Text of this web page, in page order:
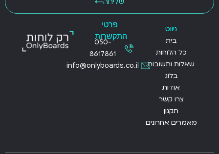
ניווט
בית
כל הלוחות
שאלות ותשובות
בלוג
אודות
צרו קשר
תקנון
מאמרים אחרונים
פרטי
התקשרות
050-
8617861
info@onlyboards.co.il